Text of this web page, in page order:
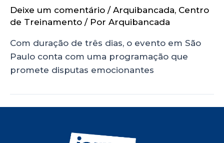
Deixe um comentário / Arquibancada, Centro
de Treinamento / Por Arquibancada
Com duração de três dias, o evento em São
Paulo conta com uma programação que
promete disputas emocionantes